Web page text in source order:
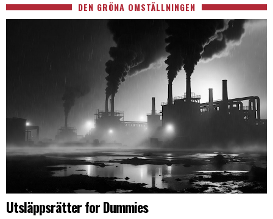
DEN GRÖNA OMSTÄLLNINGEN
Utsläppsrätter for Dummies